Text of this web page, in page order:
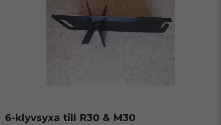
6-klyvsyxa till R30 & M30